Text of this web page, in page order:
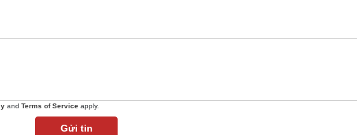
and Terms of Service apply.
Gửi tin